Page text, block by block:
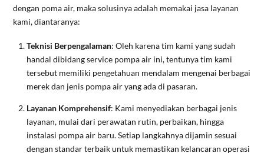
dengan poma air, maka solusinya adalah memakai jasa layanan
kami, diantaranya:
Teknisi Berpengalaman: Oleh karena tim kami yang sudah
handal dibidang service pompa air ini, tentunya tim kami
tersebut memiliki pengetahuan mendalam mengenai berbagai
merek dan jenis pompa air yang ada di pasaran.
Layanan Komprehensif: Kami menyediakan berbagai jenis
layanan, mulai dari perawatan rutin, perbaikan, hingga
instalasi pompa air baru. Setiap langkahnya dijamin sesuai
dengan standar terbaik untuk memastikan kelancaran operasi